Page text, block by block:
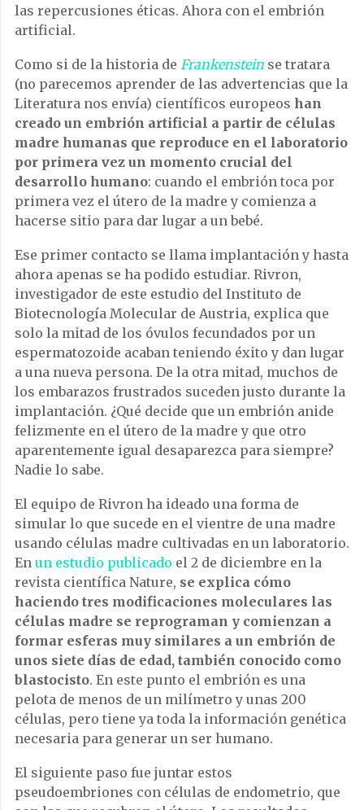
las repercusiones éticas. Ahora con el embrión
artificial.
Como si de la historia de Frankenstein se tratara
(no parecemos aprender de las advertencias que la
Literatura nos envía) científicos europeos han
creado un embrión artificial a partir de células
madre humanas que reproduce en el laboratorio
por primera vez un momento crucial del
desarrollo humano: cuando el embrión toca por
primera vez el útero de la madre y comienza a
hacerse sitio para dar lugar a un bebé.
Ese primer contacto se llama implantación y hasta
ahora apenas se ha podido estudiar. Rivron,
investigador de este estudio del Instituto de
Biotecnología Molecular de Austria, explica que
solo la mitad de los óvulos fecundados por un
espermatozoide acaban teniendo éxito y dan lugar
a una nueva persona. De la otra mitad, muchos de
los embarazos frustrados suceden justo durante la
implantación. ¿Qué decide que un embrión anide
felizmente en el útero de la madre y que otro
aparentemente igual desaparezca para siempre?
Nadie lo sabe.
El equipo de Rivron ha ideado una forma de
simular lo que sucede en el vientre de una madre
usando células madre cultivadas en un laboratorio.
En un estudio publicado el 2 de diciembre en la
revista científica Nature, se explica cómo
haciendo tres modificaciones moleculares las
células madre se reprograman y comienzan a
formar esferas muy similares a un embrión de
unos siete días de edad, también conocido como
blastocisto. En este punto el embrión es una
pelota de menos de un milímetro y unas 200
células, pero tiene ya toda la información genética
necesaria para generar un ser humano.
El siguiente paso fue juntar estos
pseudoembriones con células de endometrio, que